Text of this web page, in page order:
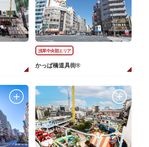
浅草中央部エリア
かっぱ橋道具街®